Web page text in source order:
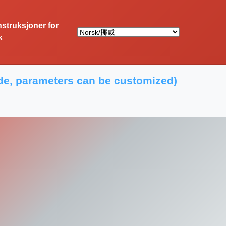
for
parameters can be customized)